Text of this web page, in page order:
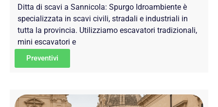
Ditta di scavi a Sannicola: Spurgo Idroambiente è
specializzata in scavi civili, stradali e industriali in
tutta la provincia. Utilizziamo escavatori tradizionali,
mini escavatori e
Preventivi